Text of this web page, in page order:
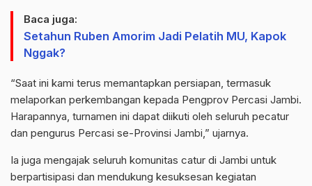
Baca juga:
Setahun Ruben Amorim Jadi Pelatih MU, Kapok
Nggak?
“Saat ini kami terus memantapkan persiapan, termasuk
melaporkan perkembangan kepada Pengprov Percasi Jambi.
Harapannya, turnamen ini dapat diikuti oleh seluruh pecatur
dan pengurus Percasi se-Provinsi Jambi,” ujarnya.
Ia juga mengajak seluruh komunitas catur di Jambi untuk
berpartisipasi dan mendukung kesuksesan kegiatan